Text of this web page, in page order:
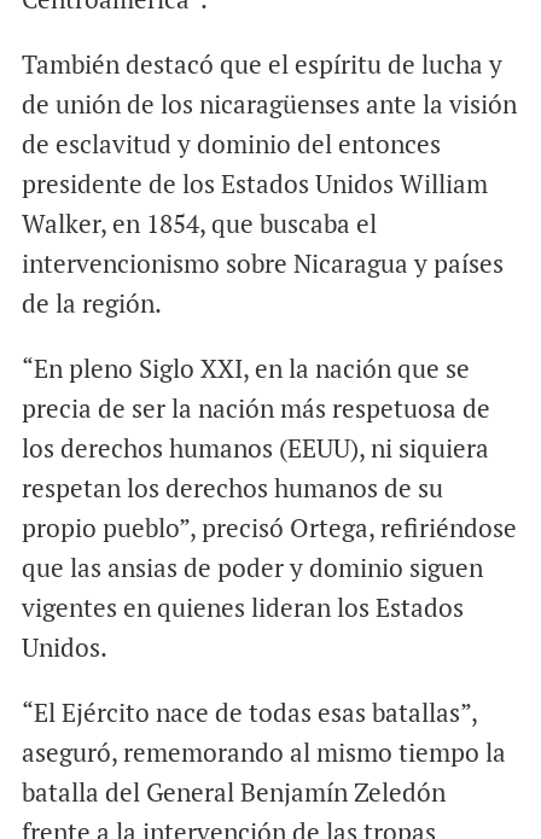
También destacó que el espíritu de lucha y
de unión de los nicaragüenses ante la visión
de esclavitud y dominio del entonces
presidente de los Estados Unidos William
Walker, en 1854, que buscaba el
intervencionismo sobre Nicaragua y países
de la región.
“En pleno Siglo XXI, en la nación que se
precia de ser la nación más respetuosa de
los derechos humanos (EEUU), ni siquiera
respetan los derechos humanos de su
propio pueblo”, precisó Ortega, refiriéndose
que las ansias de poder y dominio siguen
vigentes en quienes lideran los Estados
Unidos.
“El Ejército nace de todas esas batallas”,
aseguró, rememorando al mismo tiempo la
batalla del General Benjamín Zeledón
frente a la intervención de las tropas